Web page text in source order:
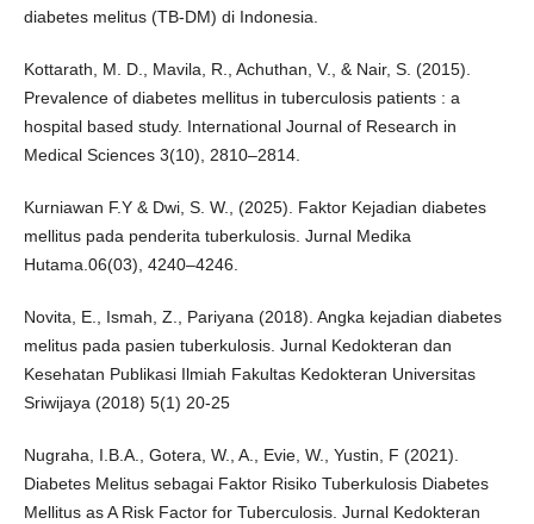
diabetes melitus (TB-DM) di Indonesia.
Kottarath, M. D., Mavila, R., Achuthan, V., & Nair, S. (2015).
Prevalence of diabetes mellitus in tuberculosis patients : a
hospital based study. International Journal of Research in
Medical Sciences 3(10), 2810–2814.
Kurniawan F.Y & Dwi, S. W., (2025). Faktor Kejadian diabetes
mellitus pada penderita tuberkulosis. Jurnal Medika
Hutama.06(03), 4240–4246.
Novita, E., Ismah, Z., Pariyana (2018). Angka kejadian diabetes
melitus pada pasien tuberkulosis. Jurnal Kedokteran dan
Kesehatan Publikasi Ilmiah Fakultas Kedokteran Universitas
Sriwijaya (2018) 5(1) 20-25
Nugraha, I.B.A., Gotera, W., A., Evie, W., Yustin, F (2021).
Diabetes Melitus sebagai Faktor Risiko Tuberkulosis Diabetes
Mellitus as A Risk Factor for Tuberculosis. Jurnal Kedokteran